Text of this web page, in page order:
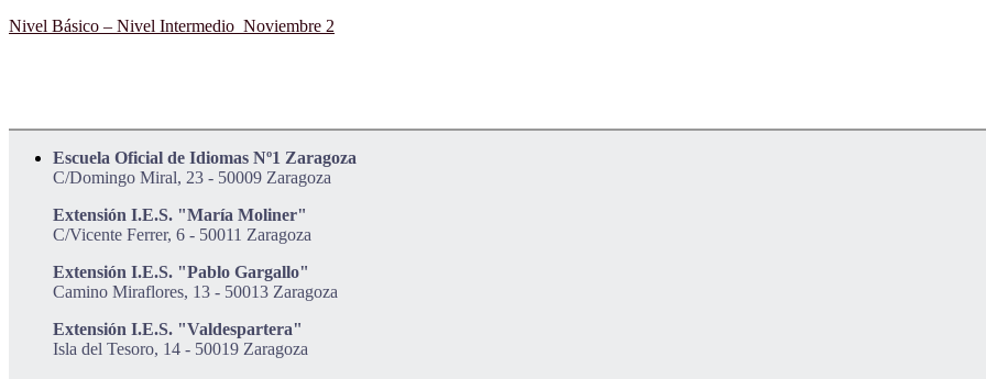
Nivel Básico – Nivel Intermedio Noviembre 2
Escuela Oficial de Idiomas Nº1 Zaragoza
C/Domingo Miral, 23 - 50009 Zaragoza
Extensión I.E.S. "María Moliner"
C/Vicente Ferrer, 6 - 50011 Zaragoza
Extensión I.E.S. "Pablo Gargallo"
Camino Miraflores, 13 - 50013 Zaragoza
Extensión I.E.S. "Valdespartera"
Isla del Tesoro, 14 - 50019 Zaragoza